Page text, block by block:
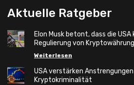
Aktuelle Ratgeber
Elon Musk betont, dass die
Regulierung von
Weiterlesen
USA verstärken
Kryptokriminalität